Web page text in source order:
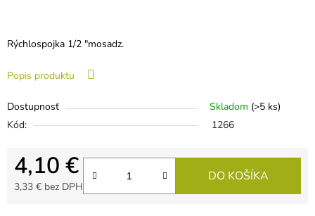
Rýchlospojka 1/2 "mosadz.
Popis produktu
Dostupnosť Skladom (>5 ks)
Kód:
1266
4,10 €
3,33 € bez DPH
DO KOŠÍKA